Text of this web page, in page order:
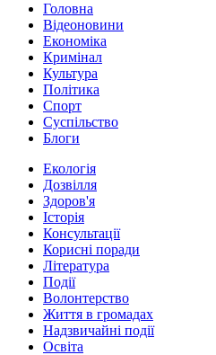
Головна
Відеоновини
Економіка
Кримінал
Культура
Політика
Спорт
Суспільство
Блоги
Екологія
Дозвілля
Здоров'я
Історія
Консультації
Корисні поради
Література
Події
Волонтерство
Життя в громадах
Надзвичайні події
Освіта